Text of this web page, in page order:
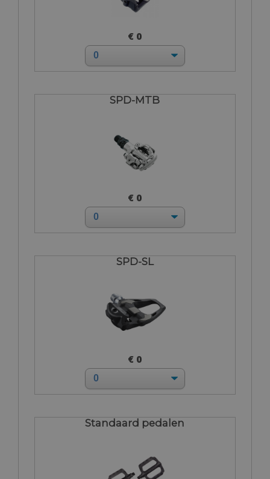
€ 0
SPD-MTB
€ 0
SPD-SL
€ 0
Standaard pedalen